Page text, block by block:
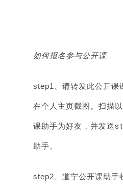
如何报名参与公开课
step1、 请转发此公开课
在个人主页截图。扫描
课助手为好友，并发送
助手。
step2、 道宁公开课助手